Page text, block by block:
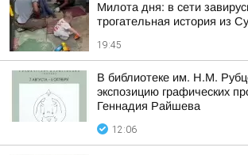
Милота дня: в сети
трогательная история из
19:45
В библиотеке им. Н.М.
экспозицию графических
Геннадия Райшева
12:06